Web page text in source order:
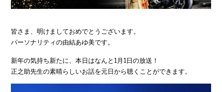
皆さま、明けましておめでとうございます。
パーソナリティの由結あゆ美です。
新年の気持ち新たに、本日はなんと1月1日の放送！
正之助先生の素晴らしいお話を元日から聴くことができます。